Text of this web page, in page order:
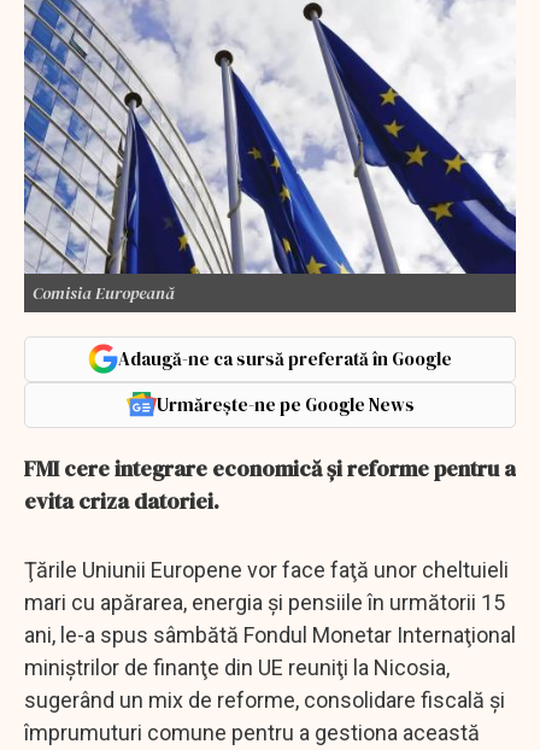
Comisia Europeană
Adaugă-ne ca sursă preferată în Google
Urmărește-ne pe Google News
FMI cere integrare economică și reforme pentru a
evita criza datoriei.
Ţările Uniunii Europene vor face faţă unor cheltuieli
mari cu apărarea, energia şi pensiile în următorii 15
ani, le-a spus sâmbătă Fondul Monetar Internaţional
miniştrilor de finanţe din UE reuniţi la Nicosia,
sugerând un mix de reforme, consolidare fiscală şi
împrumuturi comune pentru a gestiona această